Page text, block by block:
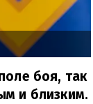
боя, так
и близким.